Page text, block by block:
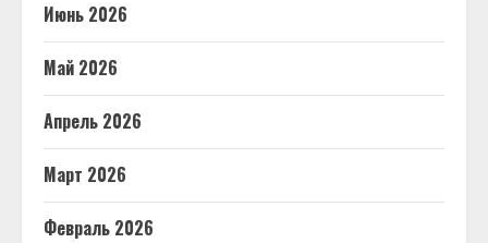
Июнь 2026
Май 2026
Апрель 2026
Март 2026
Февраль 2026